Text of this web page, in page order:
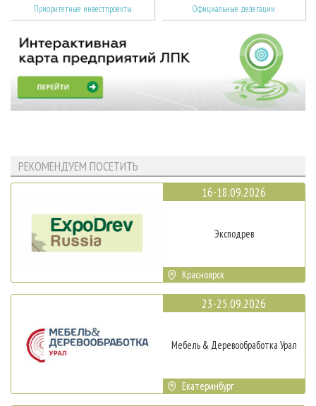
Приоритетные инвестпроекты Официальные делегации
РЕКОМЕНДУЕМ ПОСЕТИТЬ
16-18.09.2026
Эксподрев
Красноярск
23-25.09.2026
Мебель & Деревообработка Урал
Екатеринбург